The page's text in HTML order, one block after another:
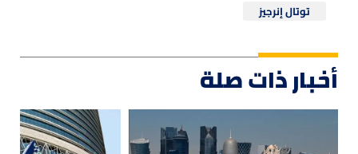
توتال إنرجيز
أخبار ذات صلة